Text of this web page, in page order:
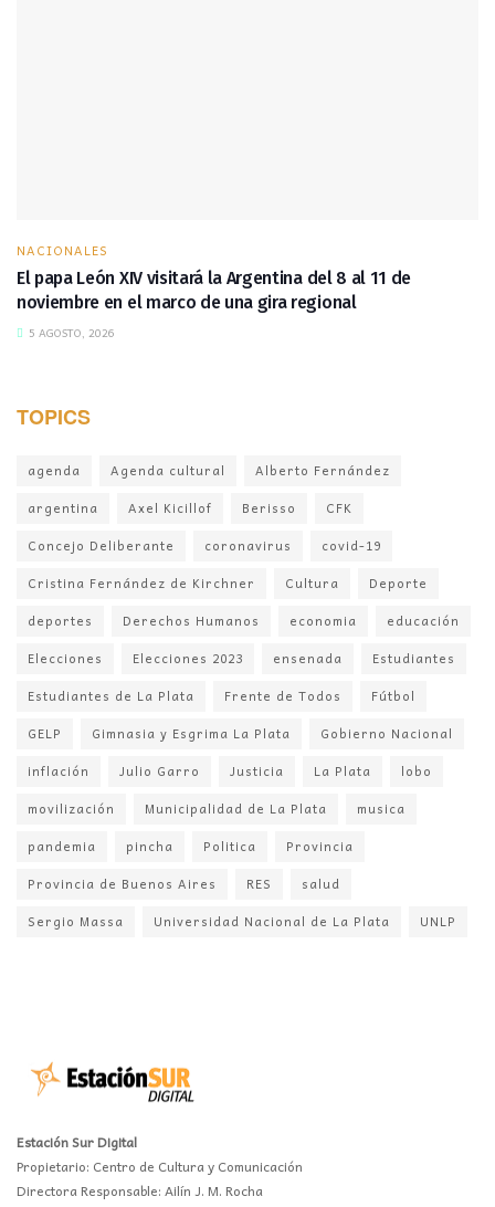
NACIONALES
El papa León XIV visitará la Argentina del 8 al 11 de
noviembre en el marco de una gira regional
5 AGOSTO, 2026
TOPICS
agenda Agenda cultural
Alberto Fernández
argentina
Axel Kicillof Berisso
CFK
Concejo Deliberante
coronavirus
covid-19
Cristina Fernández de Kirchner
Cultura
Deporte
deportes
Derechos Humanos economia
educación
Elecciones
Elecciones 2023 ensenada
Estudiantes
Estudiantes de La Plata
Frente de Todos
Fútbol
GELP
Gimnasia y Esgrima La Plata
Gobierno Nacional
inflación
Julio Garro Justicia La Plata
lobo
movilización
Municipalidad de La Plata
musica
pandemia
pincha Politica
Provincia
Provincia de Buenos Aires
RES
salud
Sergio Massa
Universidad Nacional de La Plata UNLP
Estación Sur Digital
Propietario: Centro de Cultura y Comunicación
Directora Responsable: Ailín J. M. Rocha